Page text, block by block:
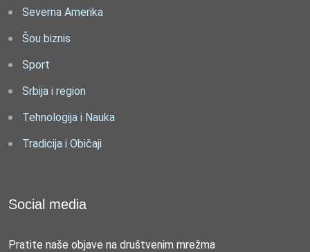
Severna Amerika
Šou biznis
Sport
Srbija i region
Tehnologija i Nauka
Tradicija i Običaji
Social media
Pratite naše objave na društvenim mrežma